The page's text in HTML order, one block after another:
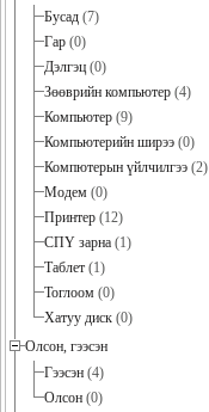
Бусад (7)
Гар (0)
Дэлгэц (0)
Зөөврийн компьютер (4)
Компьютер (9)
Компьютерийн ширээ (0)
Компютерын үйлчилгээ (2)
Модем (0)
Принтер (12)
СПҮ зарна (1)
Таблет (1)
Тоглоом (0)
Хатуу диск (0)
Олсон, гээсэн
Гээсэн (4)
Олсон (0)